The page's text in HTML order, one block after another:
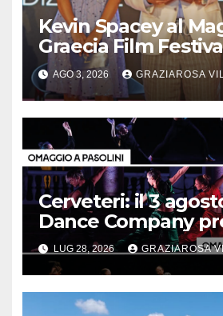
Kevin Spacey al
Graecia Film
AGO 3, 2026 GRAZIAROSA
Cerveteri: il 3
Dance Company
“Trittico d’autore”
LUG 28, 2026 GRAZIAROSA